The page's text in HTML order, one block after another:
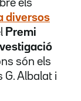
els
diversos
Premi
són els
G. Albalat i